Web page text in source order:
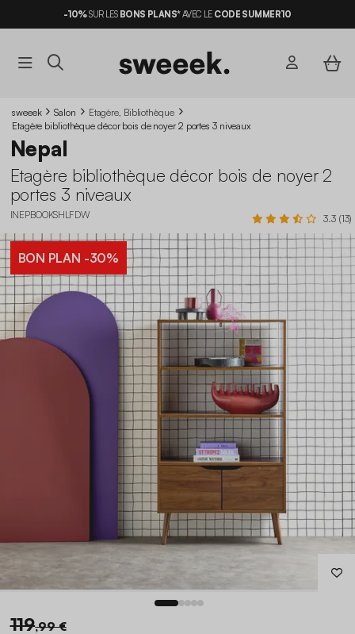
-10%SUR LES BONS PLANS*AVEC LE CODE SUMMER10
sweeek Salon
Etagère, Bibliothèque
Etagère bibliothèque décor bois de noyer 2 portes 3 niveaux
Nepal
Etagère bibliothèque décor bois de noyer 2
portes 3 niveaux
INEPBOOKSHLFDW 3.3 (13)
BON PLAN -30%
119,99 €